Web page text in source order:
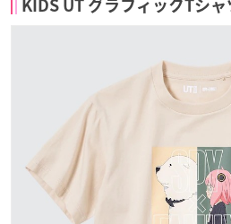
KIDS UT グラフィックTシ